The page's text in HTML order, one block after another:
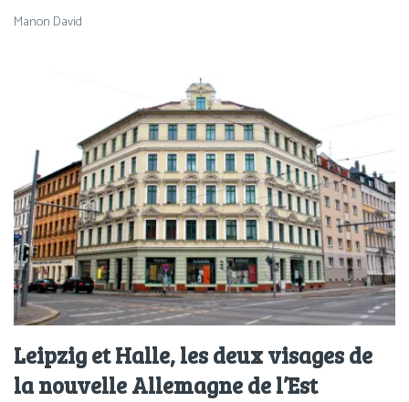
Manon David
Leipzig et Halle, les deux visages de
la nouvelle Allemagne de l’Est